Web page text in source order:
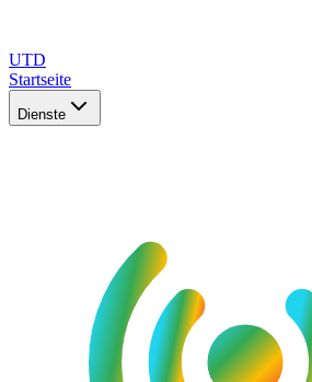
UTD
Startseite
Dienste